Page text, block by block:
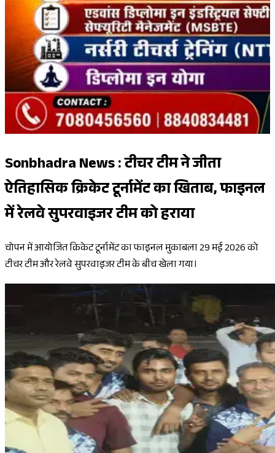
Sonbhadra News : टीचर टीम ने जीता
ऐतिहासिक क्रिकेट टूर्नामेंट का खिताब, फाइनल
में रेलवे सुपरवाइजर टीम को हराया
चोपन में आयोजित क्रिकेट टूर्नामेंट का फाइनल मुकाबला 29 मई 2026 को
टीचर टीम और रेलवे सुपरवाइजर टीम के बीच खेला गया।